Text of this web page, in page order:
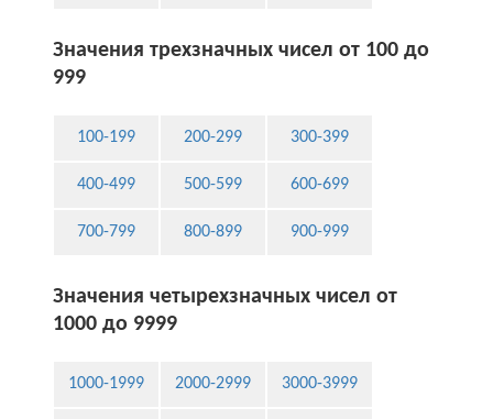
Значения трехзначных чисел от 100 до
999
100-199 200-299 300-399
400-499 500-599 600-699
700-799 800-899 900-999
Значения четырехзначных чисел от
1000 до 9999
1000-1999 2000-2999 3000-3999